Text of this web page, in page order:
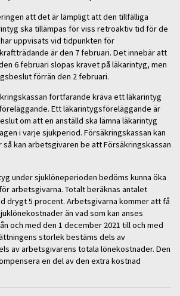
att det är lämpligt att den tillfälliga
ska tillämpas för viss retroaktiv tid för de
uppvisats vid tidpunkten för
är den 7 februari. Det innebär att
6 februari slopas kravet på läkarintyg, men
förrän den 2 februari.
fortfarande kräva ett läkarintyg
Ett läkarintygsföreläggande är
om att en anställd ska lämna läkarintyg
i varje sjukperiod. Försäkringskassan kan
kan arbetsgivaren be att Försäkringskassan
under sjuklöneperioden bedöms kunna öka
arbetsgivarna. Totalt beräknas antalet
drygt 5 procent. Arbetsgivarna kommer att få
än vad som kan anses
och med den 1 december 2021 till och med
storlek bestäms dels av
av arbetsgivarens totala lönekostnader. Den
en del av den extra kostnad